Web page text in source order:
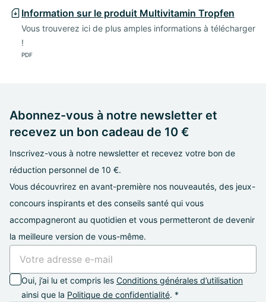
Information sur le produit Multivitamin Tropfen
Vous trouverez ici de plus amples informations à télécharger
!
PDF
Abonnez-vous à notre newsletter et
recevez un bon cadeau de 10 €
Inscrivez-vous à notre newsletter et recevez votre bon de
réduction personnel de 10 €.
Vous découvrirez en avant-première nos nouveautés, des jeux-
concours inspirants et des conseils santé qui vous
accompagneront au quotidien et vous permetteront de devenir
la meilleure version de vous-même.
Oui, j’ai lu et compris les Conditions générales d’utilisation
ainsi que la Politique de confidentialité. *